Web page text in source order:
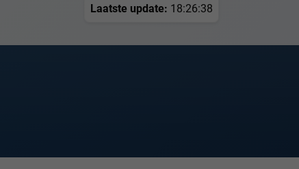
Laatste update: 18:26:38